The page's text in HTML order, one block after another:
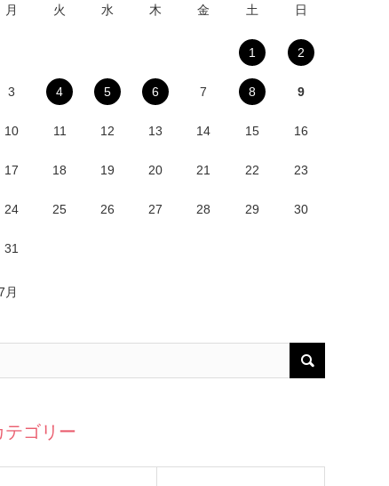
月 火 水 木 金 土 日
1 2
3 4 5 6 7 8 9
10 11 12 13 14 15 16
17 18 19 20 21 22 23
24 25 26 27 28 29 30
31
月
テゴリー